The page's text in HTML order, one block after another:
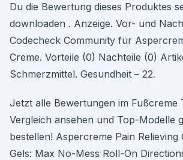
Du die Bewertung dieses Produktes
downloaden . Anzeige. Vor- und
Codecheck Community für
Creme. Vorteile (0) Nachteile (0)
Schmerzmittel. Gesundheit – 22.
Jetzt alle Bewertungen im Fußcreme
Vergleich ansehen und Top-Modelle
bestellen! Aspercreme Pain Relieving
Gels: Max No-Mess Roll-On